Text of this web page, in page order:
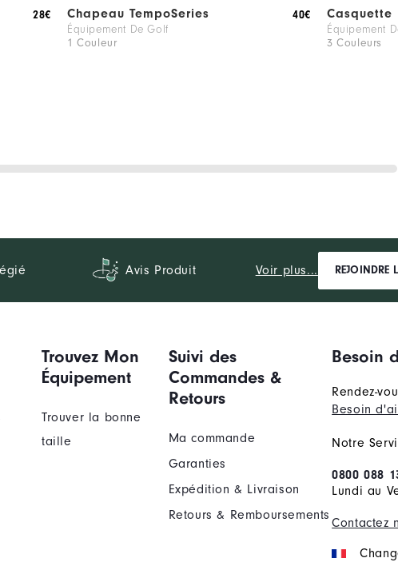
28€ Chapeau TempoSeries
Équipement De Golf
1 Couleur
40€ Casquette
Équipement
3 Couleurs
Avis Produit Voir plus... REJOINDRE
Trouvez Mon
Équipement
Trouver la bonne
taille
Suivi des
Commandes &
Retours
Ma commande
Garanties
Expédition & Livraison
Retours & Remboursements
Besoin
Rendez-
Besoin
Notre
0800 088
Lundi au
Contactez